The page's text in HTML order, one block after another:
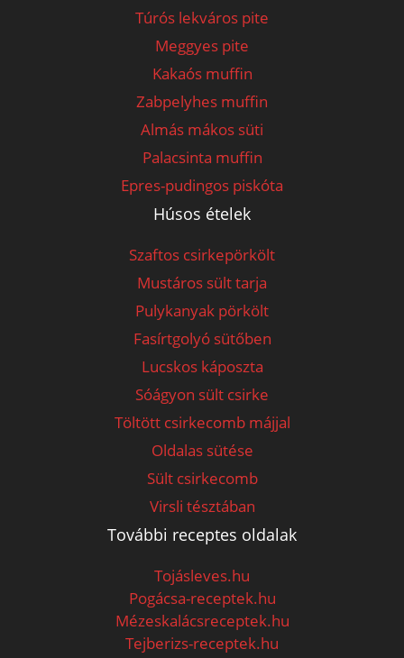
Túrós lekváros pite
Meggyes pite
Kakaós muffin
Zabpelyhes muffin
Almás mákos süti
Palacsinta muffin
Epres-pudingos piskóta
Húsos ételek
Szaftos csirkepörkölt
Mustáros sült tarja
Pulykanyak pörkölt
Fasírtgolyó sütőben
Lucskos káposzta
Sóágyon sült csirke
Töltött csirkecomb májjal
Oldalas sütése
Sült csirkecomb
Virsli tésztában
További receptes oldalak
Tojásleves.hu
Pogácsa-receptek.hu
Mézeskalácsreceptek.hu
Tejberizs-receptek.hu